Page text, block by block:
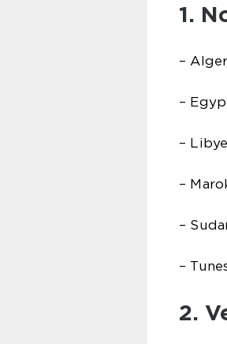
1.
–
–
–
–
–
–
2.